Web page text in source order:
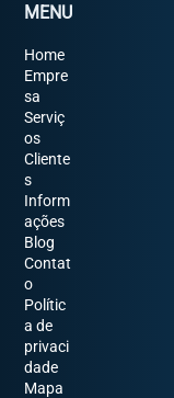
MENU
Home
Empre
sa
Serviç
os
Cliente
s
Inform
ações
Blog
Contat
o
Polític
a de
privaci
dade
Mapa